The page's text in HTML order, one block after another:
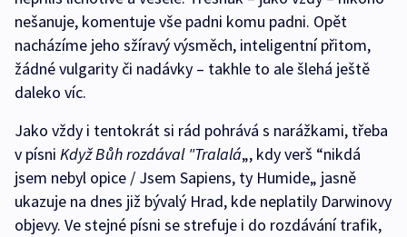
nešanuje, komentuje vše padni komu padni. Opět
nacházíme jeho sžíravý výsměch, inteligentní přitom,
žádné vulgarity či nadávky – takhle to ale šlehá ještě
daleko víc.
Jako vždy i tentokrát si rád pohrává s narážkami, třeba
v písni Když Bůh rozdával "Tralalá„, kdy verš “nikdá
jsem nebyl opice / Jsem Sapiens, ty Humide„ jasně
ukazuje na dnes již bývalý Hrad, kde neplatily Darwinovy
objevy. Ve stejné písni se strefuje i do rozdávání trafik,